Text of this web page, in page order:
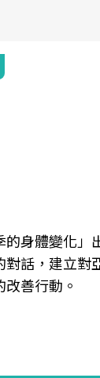
的身體變化」
話，建立對
善行動。